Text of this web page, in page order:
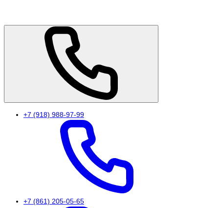
+7 (918) 988-97-99
+7 (861) 205-05-65